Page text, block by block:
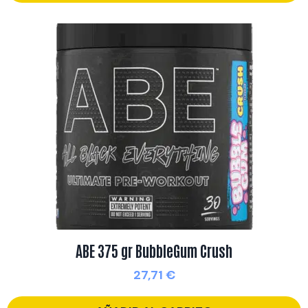
ABE 375 gr BubbleGum Crush
27,71 €